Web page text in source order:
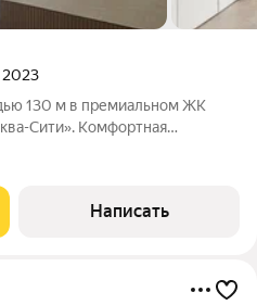
2023
130 м в премиальном ЖК
Сити». Комфортная
гостиная, мастер-
Написать